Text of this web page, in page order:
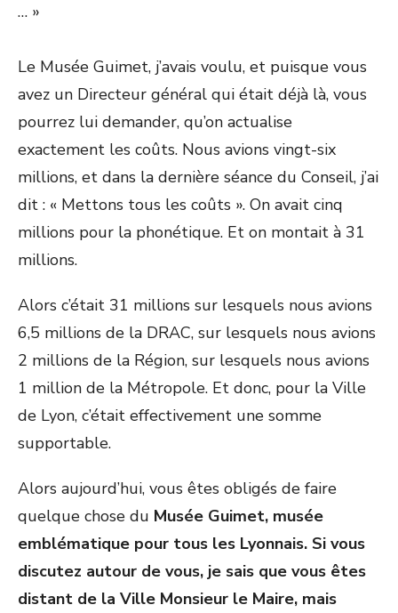
… »
Le Musée Guimet, j’avais voulu, et puisque vous
avez un Directeur général qui était déjà là, vous
pourrez lui demander, qu’on actualise
exactement les coûts. Nous avions vingt-six
millions, et dans la dernière séance du Conseil, j’ai
dit : « Mettons tous les coûts ». On avait cinq
millions pour la phonétique. Et on montait à 31
millions.
Alors c’était 31 millions sur lesquels nous avions
6,5 millions de la DRAC, sur lesquels nous avions
2 millions de la Région, sur lesquels nous avions
1 million de la Métropole. Et donc, pour la Ville
de Lyon, c’était effectivement une somme
supportable.
Alors aujourd’hui, vous êtes obligés de faire
quelque chose du Musée Guimet, musée
emblématique pour tous les Lyonnais. Si vous
discutez autour de vous, je sais que vous êtes
distant de la Ville Monsieur le Maire, mais